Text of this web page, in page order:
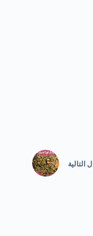
التالية